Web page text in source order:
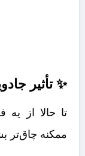
✨ تأثیر
تا حالا از
ممکنه چاق‌تر